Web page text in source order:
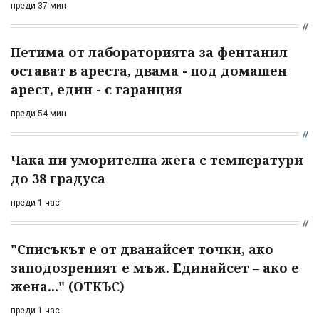
преди 37 мин
Петима от лабораторията за фентанил
остават в ареста, двама - под домашен
арест, един - с гаранция
преди 54 мин
Чака ни уморителна жега с температури
до 38 градуса
преди 1 час
"Списъкът е от дванайсет точки, ако
заподозреният е мъж. Единайсет – ако е
жена..." (ОТКЪС)
преди 1 час